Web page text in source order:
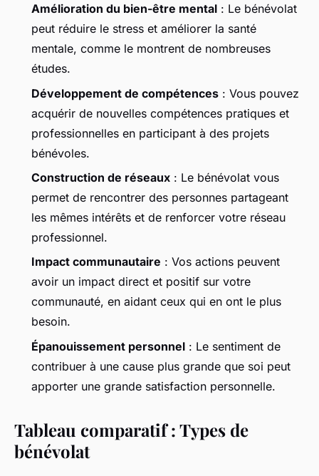
Amélioration du bien-être mental : Le bénévolat
peut réduire le stress et améliorer la santé
mentale, comme le montrent de nombreuses
études.
Développement de compétences : Vous pouvez
acquérir de nouvelles compétences pratiques et
professionnelles en participant à des projets
bénévoles.
Construction de réseaux : Le bénévolat vous
permet de rencontrer des personnes partageant
les mêmes intérêts et de renforcer votre réseau
professionnel.
Impact communautaire : Vos actions peuvent
avoir un impact direct et positif sur votre
communauté, en aidant ceux qui en ont le plus
besoin.
Épanouissement personnel : Le sentiment de
contribuer à une cause plus grande que soi peut
apporter une grande satisfaction personnelle.
Tableau comparatif : Types de
bénévolat